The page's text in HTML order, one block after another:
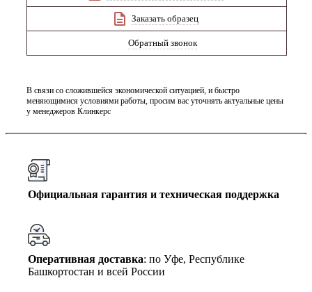
Заказать образец
Обратный звонок
В связи со сложившейся экономической ситуацией, и быстро
меняющимися условиями работы, просим вас уточнять актуальные цены
у менеджеров Клинкерс
Официальная гарантия и техническая поддержка
Оперативная доставка: по Уфе, Республике
Башкортостан и всей России